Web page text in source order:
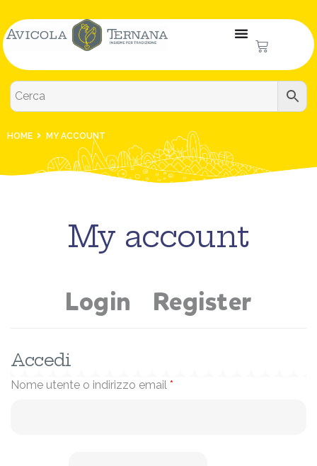
HOME MY ACCOUNT
My account
Login Register
Accedi
Nome utente o indirizzo email *